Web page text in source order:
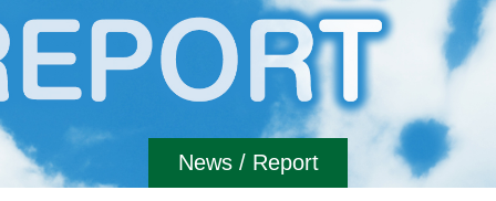
News / Report